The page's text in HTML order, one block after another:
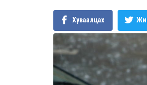
Хуваалцах